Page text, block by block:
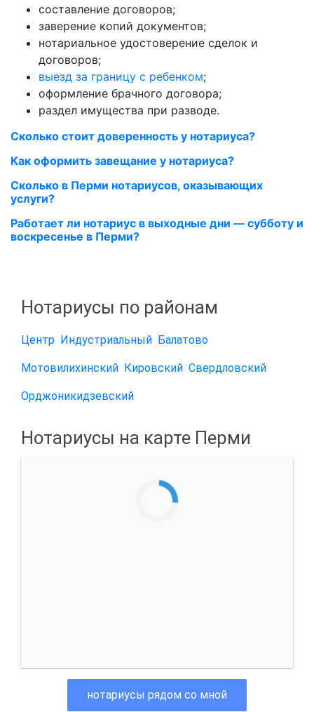
составление договоров;
заверение копий документов;
нотариальное удостоверение сделок и
договоров;
выезд за границу с ребенком;
оформление брачного договора;
раздел имущества при разводе.
Сколько стоит доверенность у нотариуса?
Как оформить завещание у нотариуса?
Сколько в Перми нотариусов, оказывающих
услуги?
Работает ли нотариус в выходные дни — субботу и
воскресенье в Перми?
Нотариусы по районам
Центр Индустриальный Балатово
Мотовилихинский Кировский Свердловский
Орджоникидзевский
Нотариусы на карте Перми
нотариусы рядом со мной